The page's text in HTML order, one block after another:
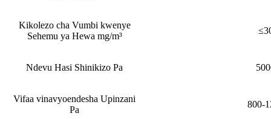
Kikolezo cha Vumbi kwenye
Sehemu ya Hewa mg/m³
Ndevu Hasi Shinikizo Pa
Vifaa vinavyoendesha Upinzani
Pa
800-